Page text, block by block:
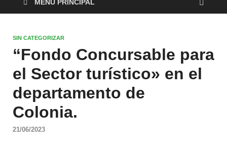
MENÚ PRINCIPAL
SIN CATEGORIZAR
“Fondo Concursable para
el Sector turístico» en el
departamento de
Colonia.
21/06/2023